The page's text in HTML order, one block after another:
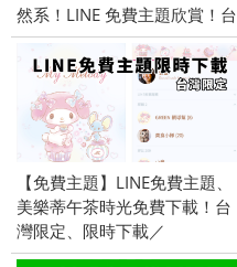
然系！LINE 免費主題欣賞！台
灣限定／OpenVPN 跨區／
2018/05/09
【免費主題】LINE免費主題、
美樂蒂午茶時光免費下載！台
灣限定、限時下載／
2019/05/24